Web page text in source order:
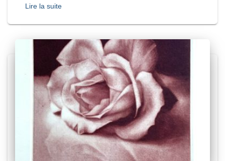
Lire la suite